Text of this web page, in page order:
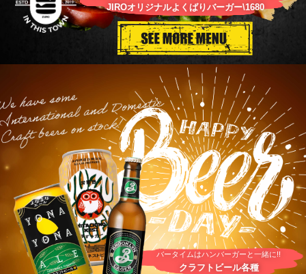
JIROオリジナルよくばりバーガー\1680
バータイムはハンバーガーと一緒に!!
クラフトビール各種